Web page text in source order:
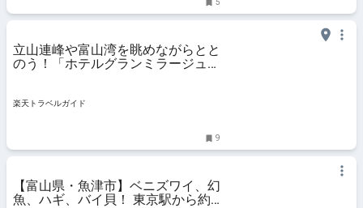
5
立山連峰や富山湾を眺めながらとと
のう！「ホテルグランミラージュ」
楽天トラベルガイド
9
【富山県・魚津市】ベニズワイ、幻
魚、ハギ、バイ貝！ 東京駅から約